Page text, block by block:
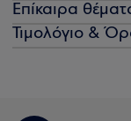
Επίκαιρα
Τιμολόγιο &